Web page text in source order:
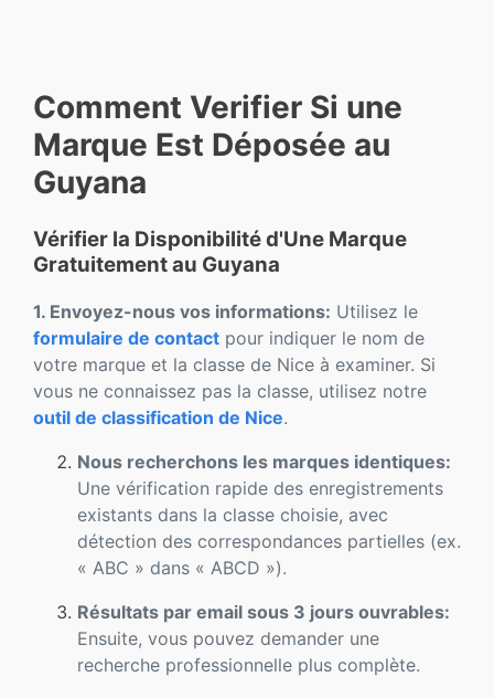
Comment Verifier Si une
Marque Est Déposée au
Guyana
Vérifier la Disponibilité d'Une Marque
Gratuitement au Guyana
1. Envoyez-nous vos informations: Utilisez le
formulaire de contact pour indiquer le nom de
votre marque et la classe de Nice à examiner. Si
vous ne connaissez pas la classe, utilisez notre
outil de classification de Nice.
Nous recherchons les marques identiques:
Une vérification rapide des enregistrements
existants dans la classe choisie, avec
détection des correspondances partielles (ex.
« ABC » dans « ABCD »).
Résultats par email sous 3 jours ouvrables:
Ensuite, vous pouvez demander une
recherche professionnelle plus complète.